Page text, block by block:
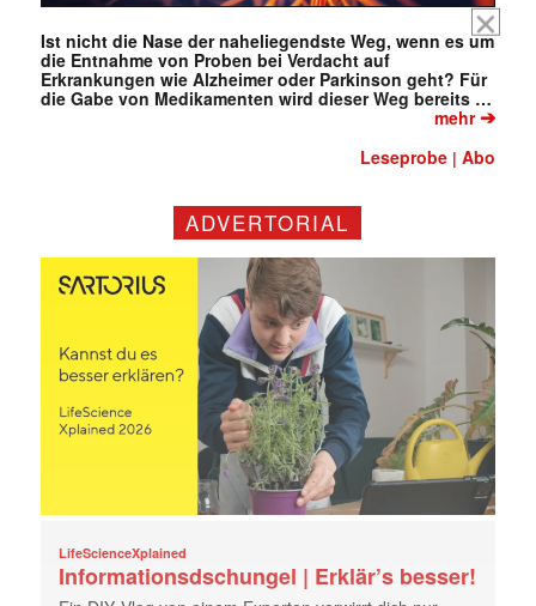
E-
(erforderlich)
Ist nicht die Nase der naheliegendste Weg, wenn es um
die Entnahme von Proben bei Verdacht auf
Erkrankungen wie Alzheimer oder Parkinson geht? Für
die Gabe von Medikamenten wird dieser Weg bereits …
mehr➔
Leseprobe |Abo
ADVERTORIAL
LifeScienceXplained
Informationsdschungel | Erklär’s besser!